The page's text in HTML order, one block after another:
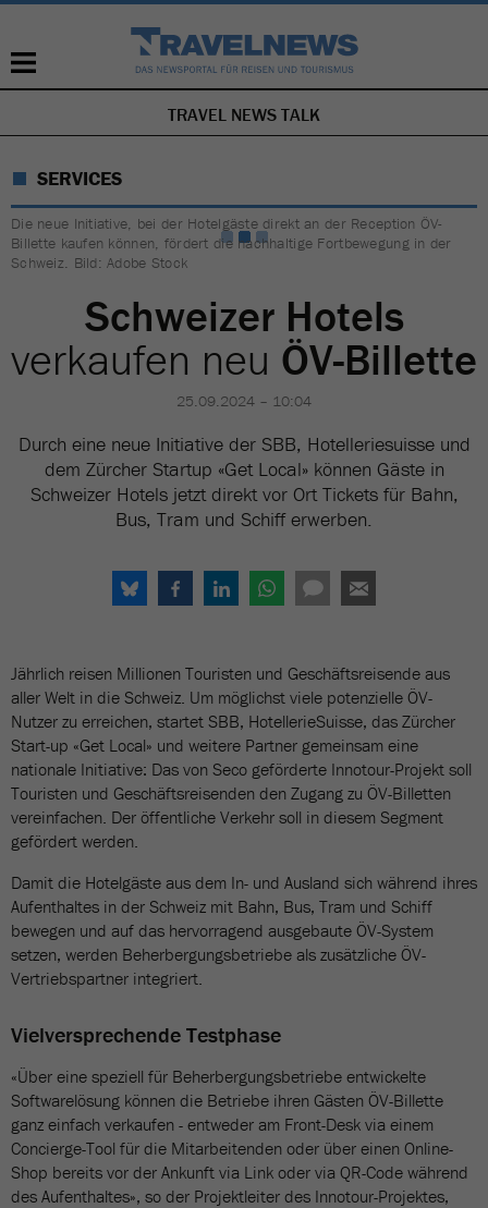
NAVIGATION
ÜBERSPRINGEN
TRAVEL NEWS TALK
SERVICES
Die neue Initiative, bei der Hotelgäste direkt an der Reception ÖV-
Billette kaufen können, fördert die nachhaltige Fortbewegung in der
Schweiz. Bild: Adobe Stock
Schweizer Hotels
verkaufen neu ÖV-Billette
25.09.2024 – 10:04
Durch eine neue Initiative der SBB, Hotelleriesuisse und
dem Zürcher Startup «Get Local» können Gäste in
Schweizer Hotels jetzt direkt vor Ort Tickets für Bahn,
Bus, Tram und Schiff erwerben.
Jährlich reisen Millionen Touristen und Geschäftsreisende aus
aller Welt in die Schweiz. Um möglichst viele potenzielle ÖV-
Nutzer zu erreichen, startet SBB, HotellerieSuisse, das Zürcher
Start-up «Get Local» und weitere Partner gemeinsam eine
nationale Initiative: Das von Seco geförderte Innotour-Projekt soll
Touristen und Geschäftsreisenden den Zugang zu ÖV-Billetten
vereinfachen. Der öffentliche Verkehr soll in diesem Segment
gefördert werden.
Damit die Hotelgäste aus dem In- und Ausland sich während ihres
Aufenthaltes in der Schweiz mit Bahn, Bus, Tram und Schiff
bewegen und auf das hervorragend ausgebaute ÖV-System
setzen, werden Beherbergungsbetriebe als zusätzliche ÖV-
Vertriebspartner integriert.
Vielversprechende Testphase
«Über eine speziell für Beherbergungsbetriebe entwickelte
Softwarelösung können die Betriebe ihren Gästen ÖV-Billette
ganz einfach verkaufen - entweder am Front-Desk via einem
Concierge-Tool für die Mitarbeitenden oder über einen Online-
Shop bereits vor der Ankunft via Link oder via QR-Code während
des Aufenthaltes», so der Projektleiter des Innotour-Projektes,